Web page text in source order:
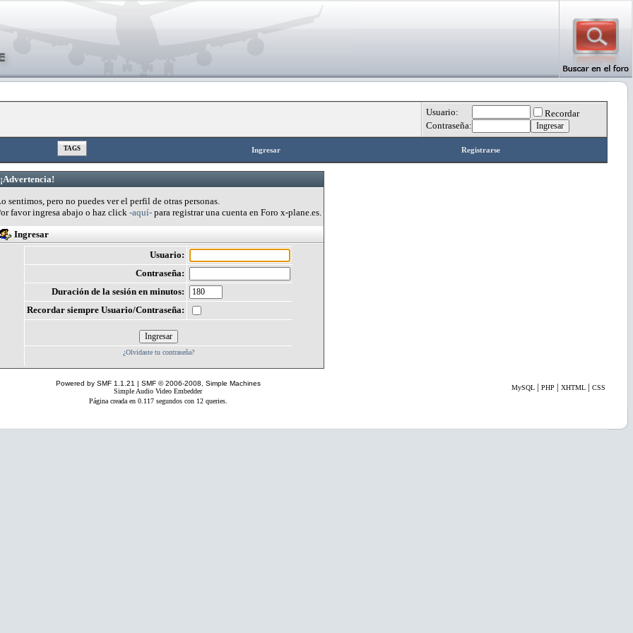
Usuario:
Recordar
Contraseña:
TAGS Ingresar Registrarse
¡Advertencia!
sentimos, pero no puedes ver el perfil de otras personas.
favor ingresa abajo o haz click -aquí-para registrar una cuenta en Foro x-plane.es.
Ingresar
Usuario:
Contraseña:
Duración de la sesión en minutos:
Recordar siempre Usuario/Contraseña:
¿Olvidaste tu contraseña?
Powered by SMF 1.1.21 | SMF © 2006-2008, Simple Machines
Simple Audio Video Embedder
MySQL | PHP | XHTML | CSS
Página creada en 0.117 segundos con 12 queries.